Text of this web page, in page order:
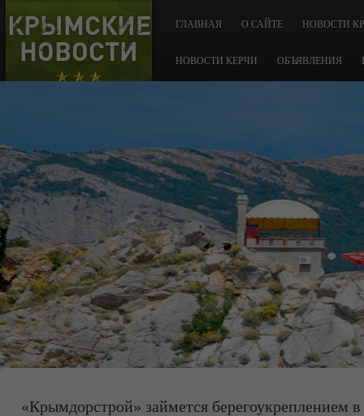
КРЫМСКИЕ
НОВОСТИ
ГЛАВНАЯ О САЙТЕ НОВОСТИ
НОВОСТИ КЕРЧИ ОБЪЯВЛЕНИЯ
«Крымдорстрой» займется берегоукреплением